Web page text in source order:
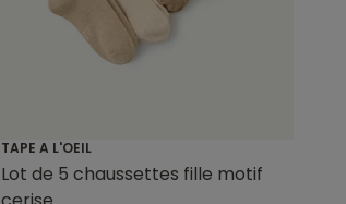
TAPE A L'OEIL
Lot de 5 chaussettes fille motif